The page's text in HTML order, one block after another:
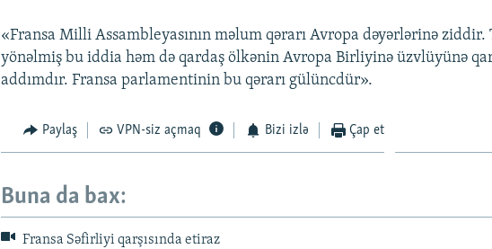
«Fransa Milli Assambleyasının məlum qərarı Avropa dəyərlərinə ziddir.
yönəlmiş bu iddia həm də qardaş ölkənin Avropa Birliyinə üzvlüyünə
addımdır. Fransa parlamentinin bu qərarı gülüncdür».
Paylaş VPN-siz açmaq Bizi izlə Çap et
Buna da bax:
Fransa Səfirliyi qarşısında etiraz